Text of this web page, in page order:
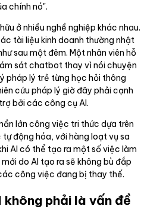
chính nó".
ở nhiều nghề nghiệp khác nhau.
tài liệu kinh doanh thường nhật
sau một đêm. Một nhân viên hỗ
sát chatbot thay vì nói chuyện
pháp lý trẻ từng học hỏi thông
cứu pháp lý giờ đây phải cạnh
bởi các công cụ AI.
lớn công việc tri thức dựa trên
động hóa, với hàng loạt vụ sa
AI có thể tạo ra một số việc làm
do AI tạo ra sẽ không bù đắp
công việc đang bị thay thế.
phải là vấn đề